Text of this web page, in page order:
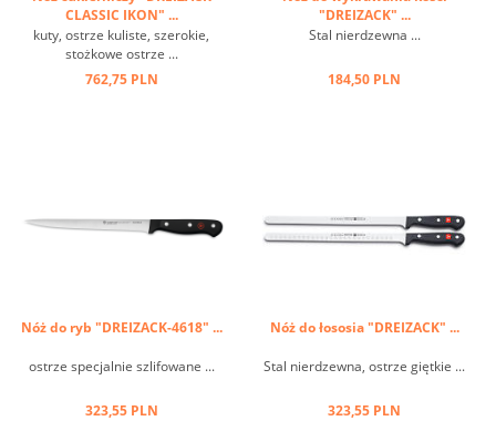
CLASSIC IKON" ...
kuty, ostrze kuliste, szerokie,
stożkowe ostrze ...
762,75 PLN
"DREIZACK" ...
Stal nierdzewna ...
184,50 PLN
Nóż do ryb "DREIZACK-4618" ...
ostrze specjalnie szlifowane ...
323,55 PLN
Nóż do łososia "DREIZACK" ...
Stal nierdzewna, ostrze giętkie ...
323,55 PLN